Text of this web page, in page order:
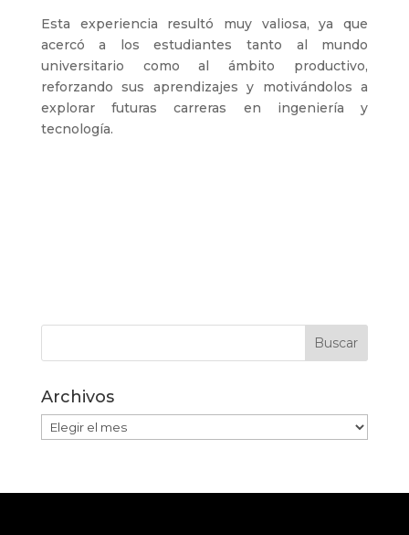
Esta experiencia resultó muy valiosa, ya que
acercó a los estudiantes tanto al mundo
universitario como al ámbito productivo,
reforzando sus aprendizajes y motivándolos a
explorar futuras carreras en ingeniería y
tecnología.
Archivos
Archivos